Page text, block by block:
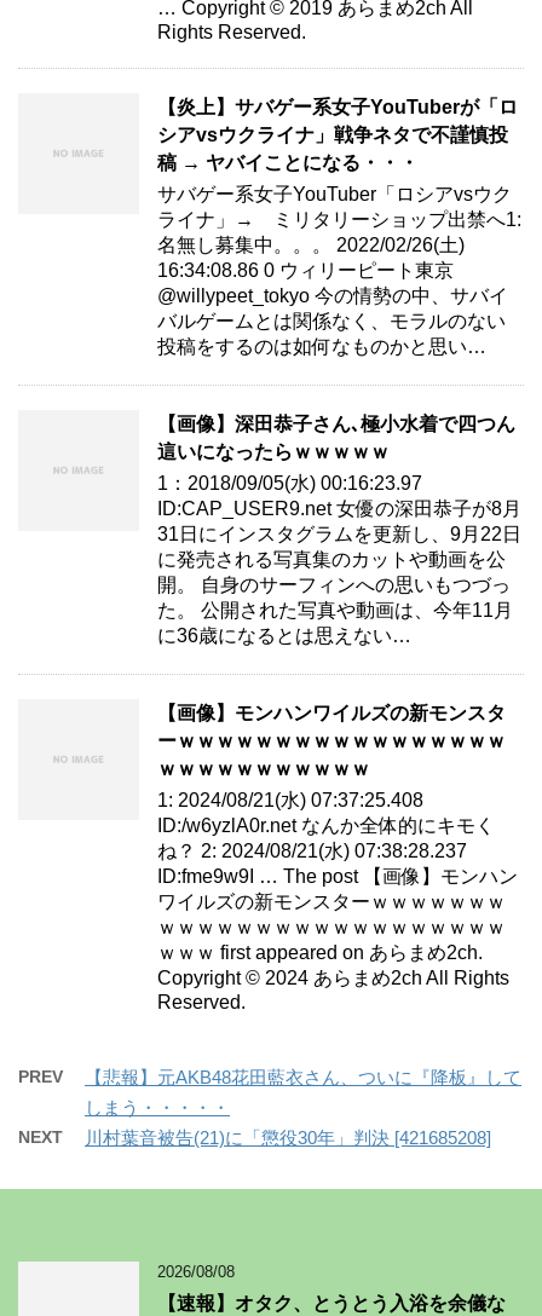
… Copyright © 2019 あらまめ2ch All
Rights Reserved.
【炎上】サバゲー系女子YouTuberが「ロ
シアvsウクライナ」戦争ネタで不謹慎投
稿 → ヤバイことになる・・・
サバゲー系女子YouTuber「ロシアvsウク
ライナ」→ ミリタリーショップ出禁へ1:
名無し募集中。。。 2022/02/26(土)
16:34:08.86 0 ウィリーピート東京
@willypeet_tokyo 今の情勢の中、サバイ
バルゲームとは関係なく、モラルのない
投稿をするのは如何なものかと思い…
【画像】深田恭子さん､極小水着で四つん
這いになったらｗｗｗｗｗ
1：2018/09/05(水) 00:16:23.97
ID:CAP_USER9.net 女優の深田恭子が8月
31日にインスタグラムを更新し、9月22日
に発売される写真集のカットや動画を公
開。 自身のサーフィンへの思いもつづっ
た。 公開された写真や動画は、今年11月
に36歳になるとは思えない…
【画像】モンハンワイルズの新モンスタ
ーｗｗｗｗｗｗｗｗｗｗｗｗｗｗｗｗｗ
ｗｗｗｗｗｗｗｗｗｗｗ
1: 2024/08/21(水) 07:37:25.408
ID:/w6yzlA0r.net なんか全体的にキモく
ね？ 2: 2024/08/21(水) 07:38:28.237
ID:fme9w9I … The post 【画像】モンハン
ワイルズの新モンスターｗｗｗｗｗｗｗ
ｗｗｗｗｗｗｗｗｗｗｗｗｗｗｗｗｗｗ
ｗｗｗ first appeared on あらまめ2ch.
Copyright © 2024 あらまめ2ch All Rights
Reserved.
PREV
【悲報】元AKB48花田藍衣さん、ついに『降板』して
しまう・・・・・
NEXT 川村葉音被告(21)に「懲役30年」判決 [421685208]
2026/08/08
【速報】オタク、とうとう入浴を余儀な